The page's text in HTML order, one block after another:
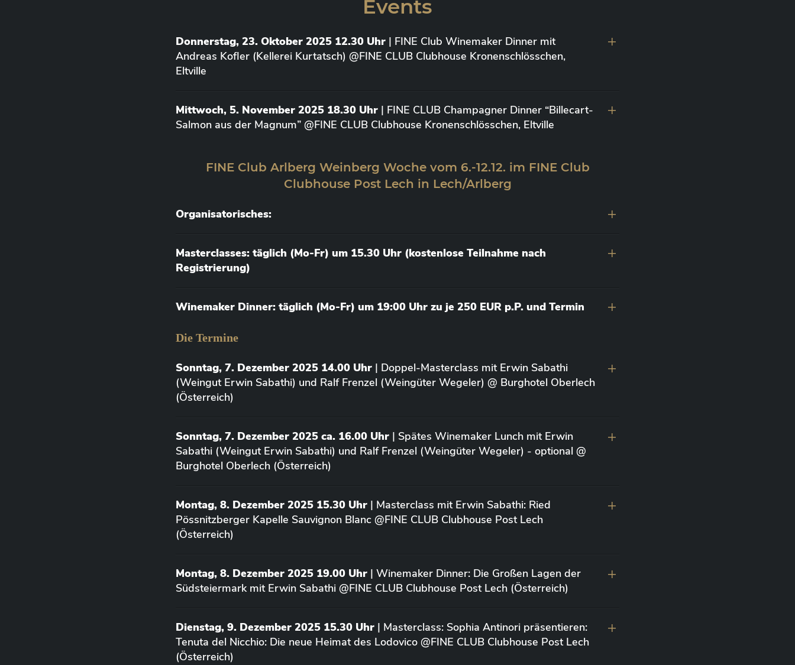
Events
Donnerstag, 23. Oktober 2025 12.30 Uhr | FINE Club Winemaker Dinner mit
Andreas Kofler (Kellerei Kurtatsch) @FINE CLUB Clubhouse Kronenschlösschen,
Eltville
Mittwoch, 5. November 2025 18.30 Uhr | FINE CLUB Champagner Dinner “Billecart-
Salmon aus der Magnum” @FINE CLUB Clubhouse Kronenschlösschen, Eltville
FINE Club Arlberg Weinberg Woche vom 6.-12.12. im FINE Club
Clubhouse Post Lech in Lech/Arlberg
Organisatorisches:
Masterclasses: täglich (Mo-Fr) um 15.30 Uhr (kostenlose Teilnahme nach
Registrierung)
Winemaker Dinner: täglich (Mo-Fr) um 19:00 Uhr zu je 250 EUR p.P. und Termin
Die Termine
Sonntag, 7. Dezember 2025 14.00 Uhr | Doppel-Masterclass mit Erwin Sabathi
(Weingut Erwin Sabathi) und Ralf Frenzel (Weingüter Wegeler) @ Burghotel Oberlech
(Österreich)
Sonntag, 7. Dezember 2025 ca. 16.00 Uhr | Spätes Winemaker Lunch mit Erwin
Sabathi (Weingut Erwin Sabathi) und Ralf Frenzel (Weingüter Wegeler) - optional @
Burghotel Oberlech (Österreich)
Montag, 8. Dezember 2025 15.30 Uhr | Masterclass mit Erwin Sabathi: Ried
Pössnitzberger Kapelle Sauvignon Blanc @FINE CLUB Clubhouse Post Lech
(Österreich)
Montag, 8. Dezember 2025 19.00 Uhr | Winemaker Dinner: Die Großen Lagen der
Südsteiermark mit Erwin Sabathi @FINE CLUB Clubhouse Post Lech (Österreich)
Dienstag, 9. Dezember 2025 15.30 Uhr | Masterclass: Sophia Antinori präsentieren:
Tenuta del Nicchio: Die neue Heimat des Lodovico @FINE CLUB Clubhouse Post Lech
(Österreich)